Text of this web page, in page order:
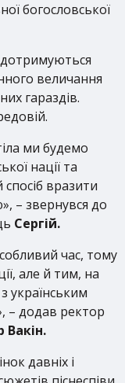
богословської
дотримуються
величання
гараздів.
ми будемо
нації та
вразити
– звернувся до
Сергій.
час, тому
але й тим, на
українським
– додав ректор
давніх і